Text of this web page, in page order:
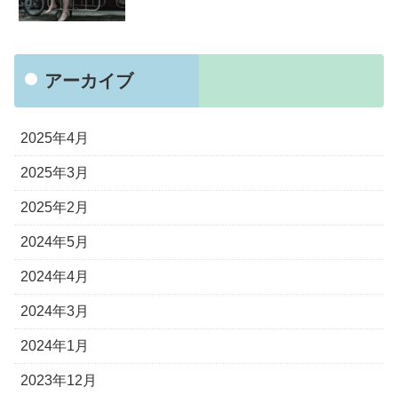
アーカイブ
2025年4月
2025年3月
2025年2月
2024年5月
2024年4月
2024年3月
2024年1月
2023年12月